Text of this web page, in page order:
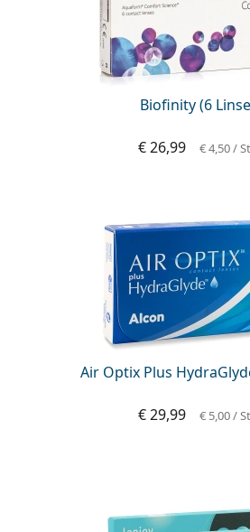
Biofinity (6
€ 26,99 € 4,50/
Air Optix Plus
€ 29,99 € 5,00/